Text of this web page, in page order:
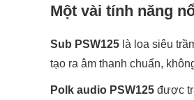
Một vài tính năng
Sub PSW125 là loa siêu
tạo ra âm thanh chuẩn,
Polk audio PSW125 được